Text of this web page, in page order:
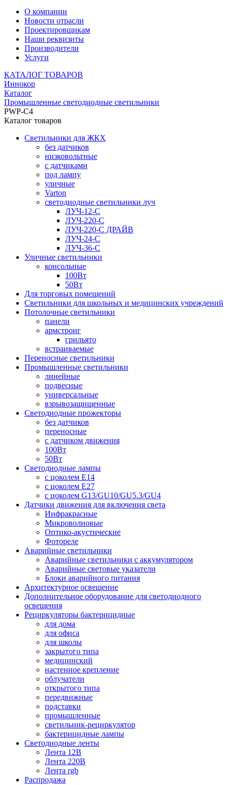
О компании
Новости отрасли
Проектировщикам
Наши реквизиты
Производители
Услуги
КАТАЛОГ ТОВАРОВ
Иннокор
Каталог
Промышленные светодиодные светильники
PWP-С4
Каталог товаров
Светильники для ЖКХ
без датчиков
низковольтные
с датчиками
под лампу
уличные
Varton
светодиодные светильники луч
ЛУЧ-12-С
ЛУЧ-220-С
ЛУЧ-220-С ДРАЙВ
ЛУЧ-24-С
ЛУЧ-36-С
Уличные светильники
консольные
100Вт
50Вт
Для торговых помещений
Светильники для школьных и медицинских учреждений
Потолочные светильники
панели
армстронг
грильято
встраиваемые
Переносные светильники
Промышленные светильники
линейные
подвесные
универсальные
взрывозащищенные
Светодиодные прожекторы
без датчиков
переносные
с датчиком движения
100Вт
50Вт
Светодиодные лампы
с цоколем E14
с цоколем E27
с цоколем G13/GU10/GU5.3/GU4
Датчики движения для включения света
Инфракрасные
Микроволновые
Оптико-акустические
Фотореле
Аварийные светильники
Аварийные светильники с аккумулятором
Аварийные световые указатели
Блоки аварийного питания
Архитектурное освещение
Дополнительное оборудование для светодиодного
освещения
Рециркуляторы бактерицидные
для дома
для офиса
для школы
закрытого типа
медицинский
настенное крепление
облучатели
открытого типа
передвижные
подставки
промышленные
светильник-рециркулятор
бактерицидные лампы
Светодиодные ленты
Лента 12В
Лента 220В
Лента rgb
Распродажа